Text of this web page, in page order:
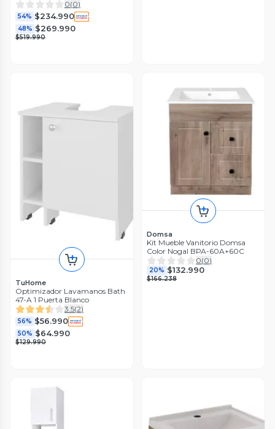
0(0)
54% $234.990
48% $269.990
$519.990
TuHome
Optimizador Lavamanos Bath
47-A 1 Puerta Blanco
3.5(2)
56% $56.990
50% $64.990
$129.990
Domsa
Kit Mueble Vanitorio Domsa
Color Nogal BPA-60A+60C
0(0)
20% $132.990
$166.238